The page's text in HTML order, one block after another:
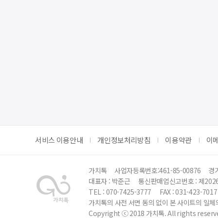
서비스 이용안내 개인정보처리방침 이용약관 이
가치톡 사업자등록번호:461-85-00876
경
대표자 : 박준근
통신판매업신고번호 : 제
TEL : 070-7425-3777
FAX : 031-423-7017
가치톡의 사전 서면 동의 없이 본 사이트의 일
Copyright ⓒ 2018 가치톡. All rights